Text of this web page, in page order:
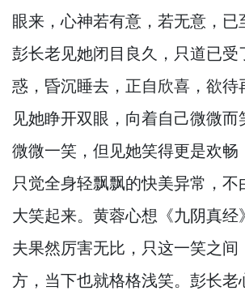
眼来，心神若有意， 若无意， 已
彭长老见她闭目良久， 只道已受
惑， 昏沉睡去， 正自欣喜， 欲待
见她睁开双眼， 向着自己微微而
微微一笑， 但见她笑得更是欢畅
只觉全身轻飘飘的快美异常， 不
大笑起来。 黄蓉心想《九阴真经
夫果然厉害无比， 只这一笑之间
方， 当下也就格格浅笑。 彭长老